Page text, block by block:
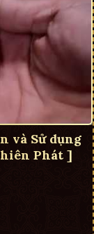
và Sử dụng
Phát ]